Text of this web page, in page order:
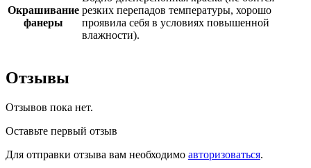
Окрашивание
фанеры
резких перепадов температуры, хорошо
проявила себя в условиях повышенной
влажности).
Отзывы
Отзывов пока нет.
Оставьте первый отзыв
Для отправки отзыва вам необходимо авторизоваться.